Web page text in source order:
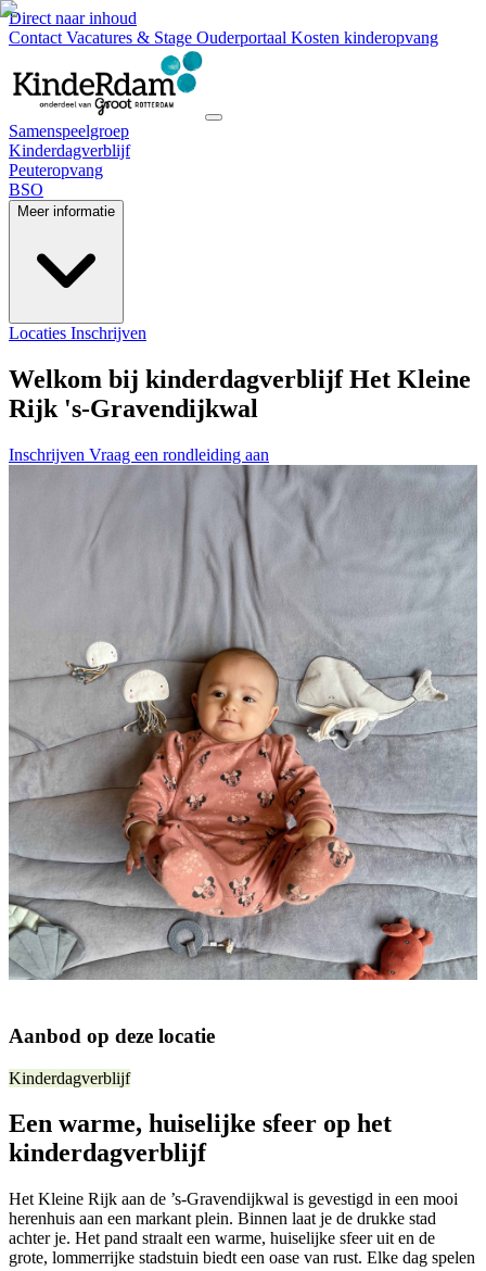
Direct naar inhoud
Contact Vacatures & Stage Ouderportaal Kosten kinderopvang
Samenspeelgroep
Kinderdagverblijf
Peuteropvang
BSO
Meer informatie
Locaties Inschrijven
Welkom bij kinderdagverblijf Het Kleine
Rijk 's-Gravendijkwal
Inschrijven Vraag een rondleiding aan
Aanbod op deze locatie
Kinderdagverblijf
Een warme, huiselijke sfeer op het
kinderdagverblijf
Het Kleine Rijk aan de ’s-Gravendijkwal is gevestigd in een mooi
herenhuis aan een markant plein. Binnen laat je de drukke stad
achter je. Het pand straalt een warme, huiselijke sfeer uit en de
grote, lommerrijke stadstuin biedt een oase van rust. Elke dag spelen